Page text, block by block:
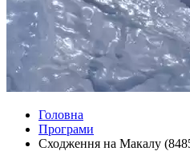
Головна
Програми
Сходження на Макалу